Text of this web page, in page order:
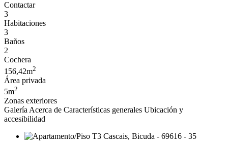
Contactar
3
Habitaciones
3
Baños
2
Cochera
156,42m2
Área privada
5m2
Zonas exteriores
Galería Acerca de Características generales Ubicación y
accesibilidad